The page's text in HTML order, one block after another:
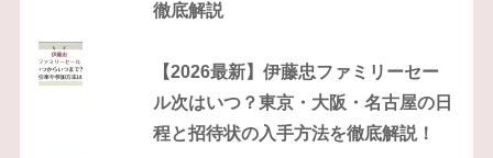
徹底解説
【2026最新】伊藤忠ファミリーセー
ル次はいつ？東京・大阪・名古屋の日
程と招待状の入手方法を徹底解説！